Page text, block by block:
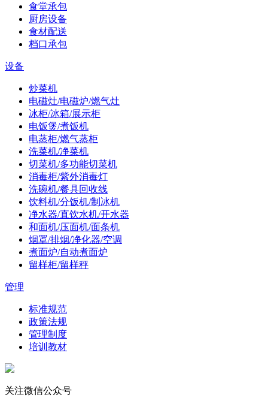
食堂承包
厨房设备
食材配送
档口承包
设备
炒菜机
电磁灶/电磁炉/燃气灶
冰柜/冰箱/展示柜
电饭煲/煮饭机
电蒸柜/燃气蒸柜
洗菜机/净菜机
切菜机/多功能切菜机
消毒柜/紫外消毒灯
洗碗机/餐具回收线
饮料机/分饭机/制冰机
净水器/直饮水机/开水器
和面机/压面机/面条机
烟罩/排烟/净化器/空调
煮面炉/自动煮面炉
留样柜/留样秤
管理
标准规范
政策法规
管理制度
培训教材
关注微信公众号